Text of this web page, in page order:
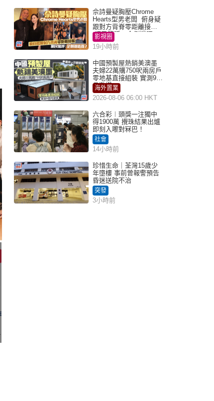
佘詩曼疑胸壓Chrome
Hearts型男老闆 俯身疑
跟對方背脊零距離接觸
網民驚呼：企側邊唔
得？
影視圈
19小時前
中國預製屋熱銷美澳墨
夫婦22萬購750呎兩房戶
零地基直接組裝 實測9個
月激讚
海外置業
2026-08-06 06:00 HKT
六合彩︱頭獎一注獨中
得1900萬 攪珠結果出爐
即刻入嚟對冧巴！
社會
14小時前
珍惜生命｜荃灣15歲少
年墮樓 事前曾報警預告
昏迷送院不治
突發
3小時前